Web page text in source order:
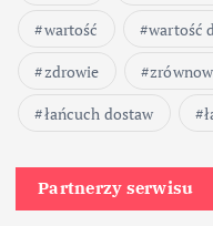
wartość
wartość
zdrowie
łańcuch dostaw
Partnerzy serwisu